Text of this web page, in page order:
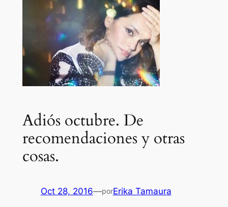
Adiós octubre. De
recomendaciones y otras
cosas.
Oct 28, 2016—porErika Tamaura